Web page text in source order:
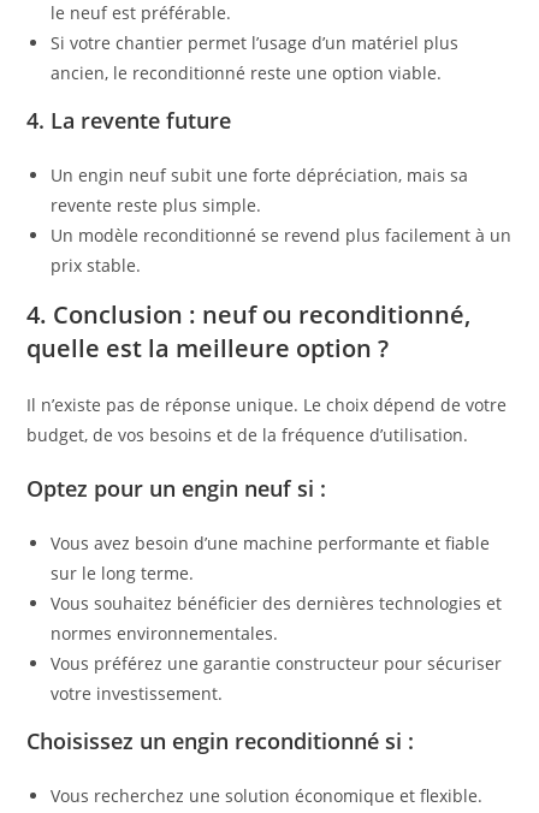
le neuf est préférable.
Si votre chantier permet l’usage d’un matériel plus
ancien, le reconditionné reste une option viable.
4. La revente future
Un engin neuf subit une forte dépréciation, mais sa
revente reste plus simple.
Un modèle reconditionné se revend plus facilement à un
prix stable.
4. Conclusion : neuf ou reconditionné,
quelle est la meilleure option ?
Il n’existe pas de réponse unique. Le choix dépend de votre
budget, de vos besoins et de la fréquence d’utilisation.
Optez pour un engin neuf si :
Vous avez besoin d’une machine performante et fiable
sur le long terme.
Vous souhaitez bénéficier des dernières technologies et
normes environnementales.
Vous préférez une garantie constructeur pour sécuriser
votre investissement.
Choisissez un engin reconditionné si :
Vous recherchez une solution économique et flexible.